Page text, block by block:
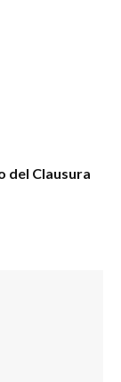
del Clausura